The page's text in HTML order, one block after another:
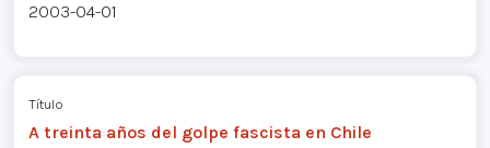
2003-04-01
Título
A treinta años del golpe fascista en Chile